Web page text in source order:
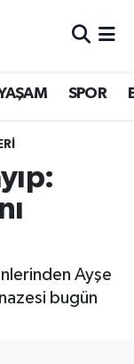
SPOR
Ayşe
bugün